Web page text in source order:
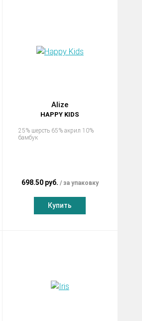
Alize
HAPPY KIDS
25% шерсть 65% акрил 10%
бамбук
698.50 руб. за упаковку
Купить